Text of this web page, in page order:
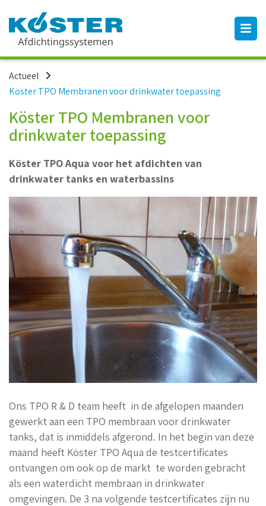
Actueel
Köster TPO Membranen voor drinkwater toepassing
Köster TPO Membranen voor
drinkwater toepassing
Köster TPO Aqua voor het afdichten van
drinkwater tanks en waterbassins
Ons TPO R & D team heeft in de afgelopen maanden
gewerkt aan een TPO membraan voor drinkwater
tanks, dat is inmiddels afgerond. In het begin van deze
maand heeft Köster TPO Aqua de testcertificates
ontvangen om ook op de markt te worden gebracht
als een waterdicht membraan in drinkwater
omgevingen. De 3 na volgende testcertificates zijn nu